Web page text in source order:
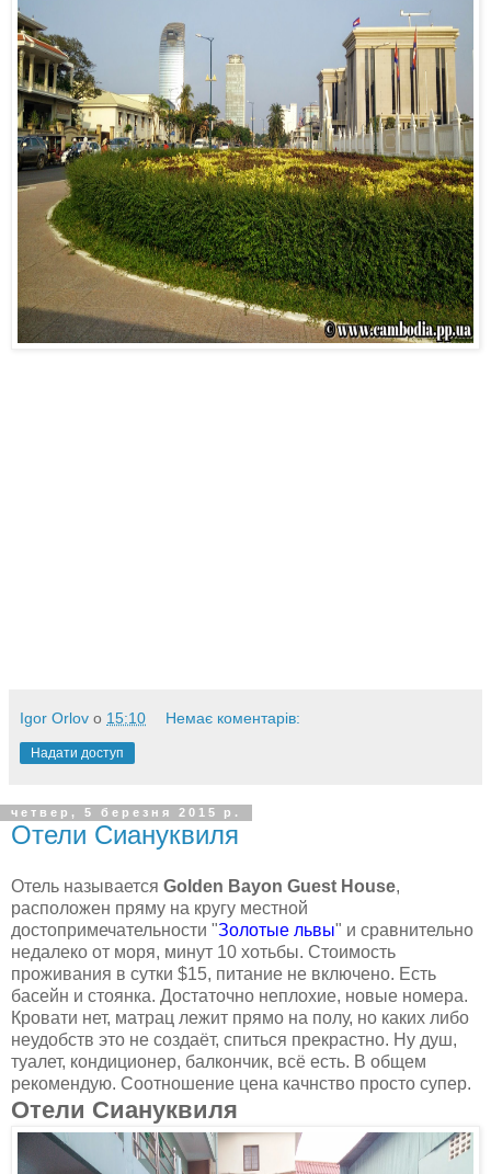
Igor Orlov о 15:10 Немає коментарів:
Надати доступ
четвер, 5 березня 2015 р.
Отели Сиануквиля
Отель называется Golden Bayon Guest House,
расположен пряму на кругу местной
достопримечательности "Золотые львы" и сравнительно
недалеко от моря, минут 10 хотьбы. Стоимость
проживания в сутки $15, питание не включено. Есть
басейн и стоянка. Достаточно неплохие, новые номера.
Кровати нет, матрац лежит прямо на полу, но каких либо
неудобств это не создаёт, спиться прекрастно. Ну душ,
туалет, кондиционер, балкончик, всё есть. В общем
рекомендую. Соотношение цена качнство просто супер.
Отели Сиануквиля